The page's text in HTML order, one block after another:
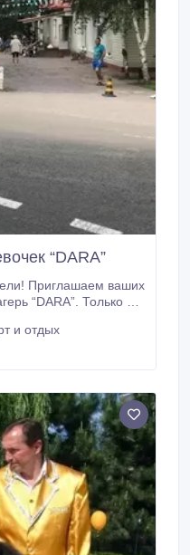
“DARA”
Приглашаем ваших
“DARA”. Только у
и отдых